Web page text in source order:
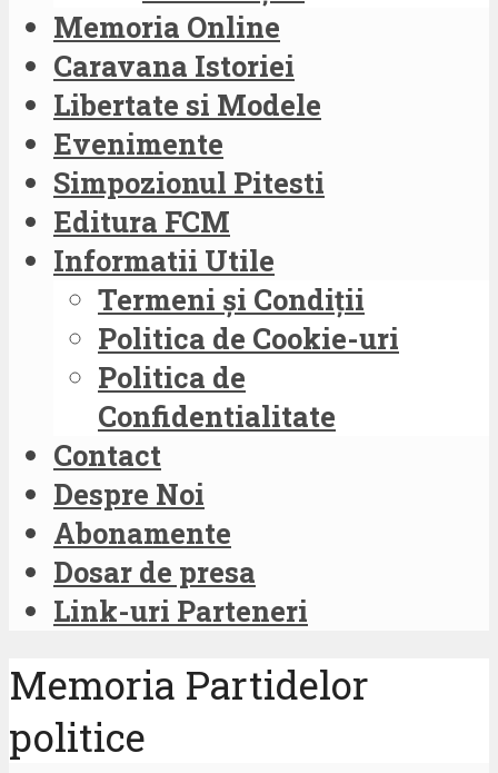
Memoria Online
Caravana Istoriei
Libertate si Modele
Evenimente
Simpozionul Pitesti
Editura FCM
Informatii Utile
Termeni și Condiții
Politica de Cookie-uri
Politica de
Confidentialitate
Contact
Despre Noi
Abonamente
Dosar de presa
Link-uri Parteneri
Memoria Partidelor
politice